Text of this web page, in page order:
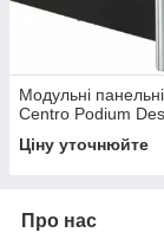
Модульні панельні
Centro Podium
Ціну уточнюйте
Про нас